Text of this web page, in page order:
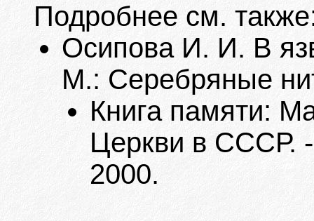
Подробнее см.
Осипова И. И. В
М.: Серебряные
Книга памяти:
Церкви в СССР.
2000.